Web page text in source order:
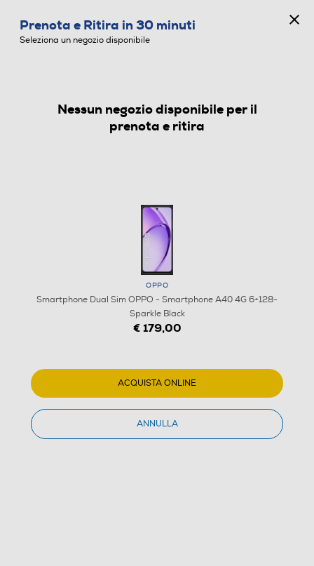
SMARTPHONE DUAL SIM
Prenota e Ritira in 30 minuti
Seleziona un negozio disponibile
Nessun negozio disponibile per il
prenota e ritira
OPPO
Smartphone Dual Sim OPPO - Smartphone A40 4G 6+128-
Sparkle Black
€ 179,00
ACQUISTA ONLINE
ANNULLA